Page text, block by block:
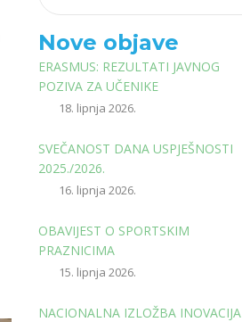
Nove objave
ERASMUS: REZULTATI JAVNOG
POZIVA ZA UČENIKE
18. lipnja 2026.
SVEČANOST DANA USPJEŠNOSTI
2025./2026.
16. lipnja 2026.
OBAVIJEST O SPORTSKIM
PRAZNICIMA
15. lipnja 2026.
NACIONALNA IZLOŽBA INOVACIJA